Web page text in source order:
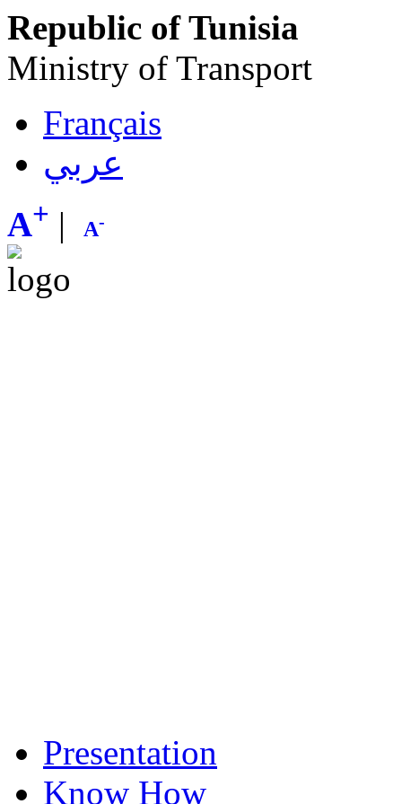
Republic of Tunisia
Ministry of Transport
Français
عربي
A+ | A-
Presentation
Know How